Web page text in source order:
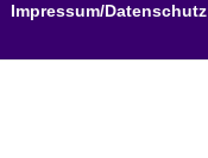
Impressum/Datenschutz